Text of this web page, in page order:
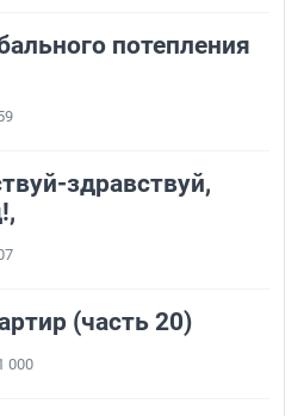
потепления
здравствуй,
(часть 20)
000